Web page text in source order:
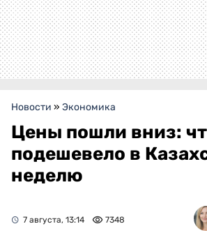
Новости » Экономика
Цены пошли вниз:
подешевело в
неделю
7 августа, 13:14 7348